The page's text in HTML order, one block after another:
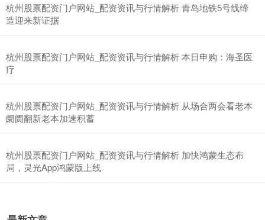
基金指数 7235.77
杭州股票配资门户网站_配资资讯与行情解析 青岛地铁5号线缔
造迎来新证据
杭州股票配资门户网站_配资资讯与行情解析 本日申购：海圣医
疗
杭州股票配资门户网站_配资资讯与行情解析 从场合两会看老本
阛阓翻新老本加速积蓄
杭州股票配资门户网站_配资资讯与行情解析 加快鸿蒙生态布
局，灵光App鸿蒙版上线